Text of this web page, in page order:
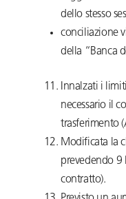
dello stesso
conciliazione
della “Banca
Innalzati i
necessario il
trasferimento
Modificata la
prevedendo 9
contratto).